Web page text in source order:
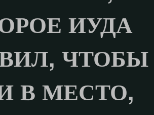
ИУДА
ЧТОБЫ
В МЕСТО,